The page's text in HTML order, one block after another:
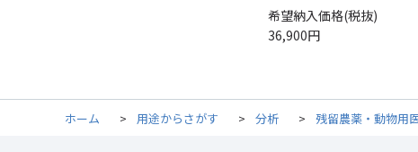
希望納入価格(税抜)
36,900円
ホーム > 用途からさがす > 分析 > 残留農薬・動物用